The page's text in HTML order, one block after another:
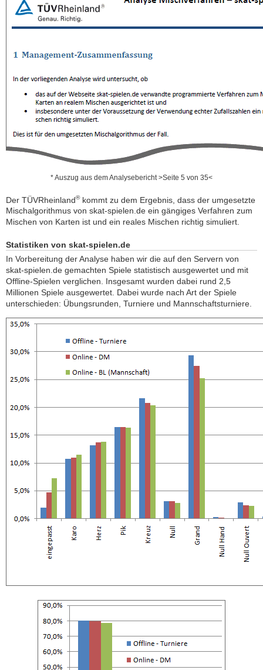
* Auszug aus dem Analysebericht >Seite 5 von 35<
Der TÜVRheinland®kommt zu dem Ergebnis, dass der umgesetzte
Mischalgorithmus von skat-spielen.de ein gängiges Verfahren zum
Mischen von Karten ist und ein reales Mischen richtig simuliert.
Statistiken von skat-spielen.de
In Vorbereitung der Analyse haben wir die auf den Servern von
skat-spielen.de gemachten Spiele statistisch ausgewertet und mit
Offline-Spielen verglichen. Insgesamt wurden dabei rund 2,5
Millionen Spiele ausgewertet. Dabei wurde nach Art der Spiele
unterschieden: Übungsrunden, Turniere und Mannschaftsturniere.